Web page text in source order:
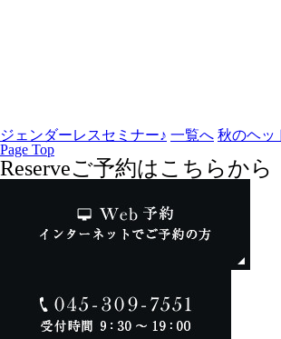
ジェンダーレスセミナー♪ 一覧へ 秋のヘッ
Page Top
Reserveご予約はこちらから